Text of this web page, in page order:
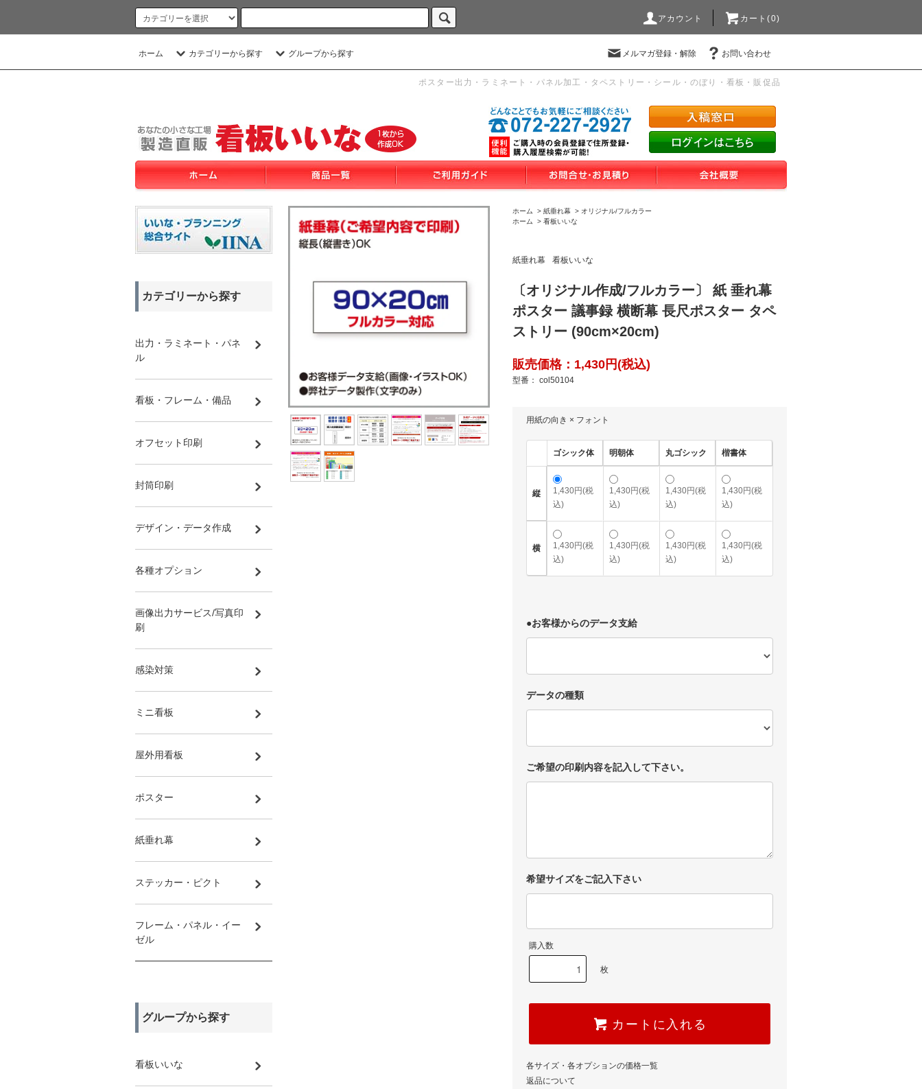
アカウント カート(0)
ホーム カテゴリーから探す グループから探す メルマガ登録・解除 お問い合わせ
ポスター出力・ラミネート・パネル加工・タペストリー・シール・のぼり・看板・販促品
ホーム > 紙垂れ幕 > オリジナル/フルカラー
ホーム
> 看板いいな
紙垂れ幕 看板いいな
〔オリジナル作成/フルカラー〕 紙 垂れ幕
ポスター 議事録 横断幕 長尺ポスター タペ
ストリー (90cm×20cm)
販売価格：1,430円(税込)
型番： col50104
用紙の向き × フォント
ゴシック体 明朝体 丸ゴシック 楷書体
縦
1,430円(税
込)
1,430円(税
込)
1,430円(税
込)
1,430円(税
込)
横
1,430円(税
込)
1,430円(税
込)
1,430円(税
込)
1,430円(税
込)
●お客様からのデータ支給
データの種類
ご希望の印刷内容を記入して下さい。
希望サイズをご記入下さい
購入数
枚
カートに入れる
各サイズ・各オプションの価格一覧
返品について
カテゴリーから探す
出力・ラミネート・パネ
ル
看板・フレーム・備品
オフセット印刷
封筒印刷
デザイン・データ作成
各種オプション
画像出力サービス/写真印
刷
感染対策
ミニ看板
屋外用看板
ポスター
紙垂れ幕
ステッカー・ピクト
フレーム・パネル・イー
ゼル
グループから探す
看板いいな